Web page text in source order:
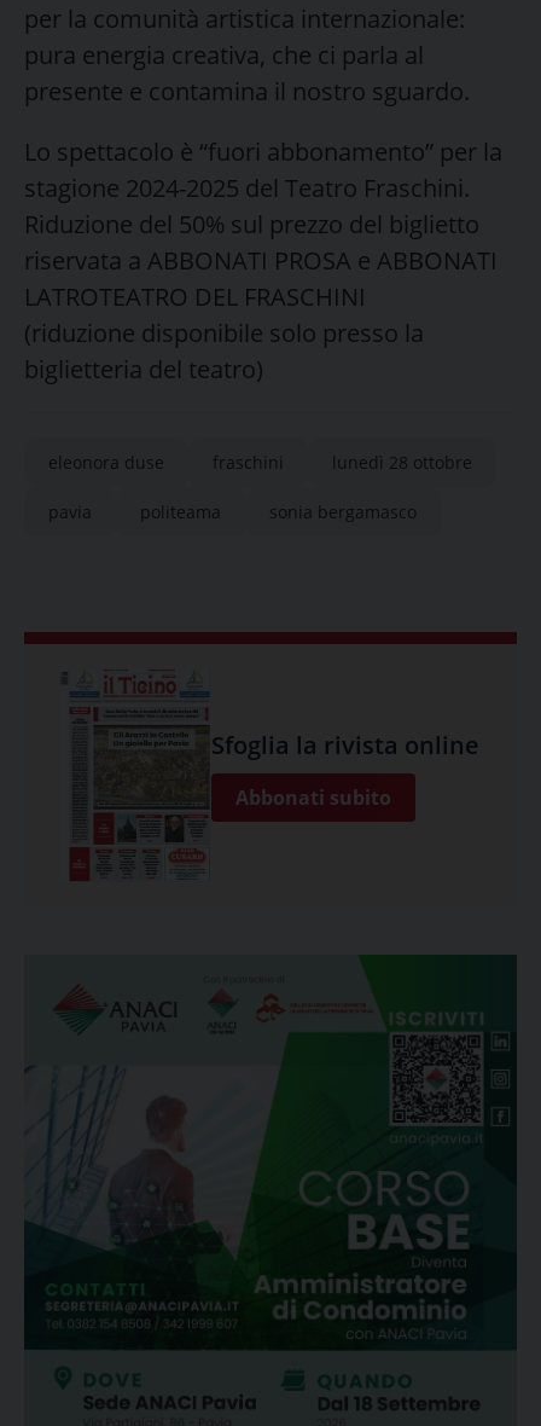
per la comunità artistica internazionale:
pura energia creativa, che ci parla al
presente e contamina il nostro sguardo.
Lo spettacolo è “fuori abbonamento” per la
stagione 2024-2025 del Teatro Fraschini.
Riduzione del 50% sul prezzo del biglietto
riservata a ABBONATI PROSA e ABBONATI
LATROTEATRO DEL FRASCHINI
(riduzione disponibile solo presso la
biglietteria del teatro)
eleonora duse fraschini lunedì 28 ottobre
pavia politeama sonia bergamasco
Sfoglia la rivista online
Abbonati subito